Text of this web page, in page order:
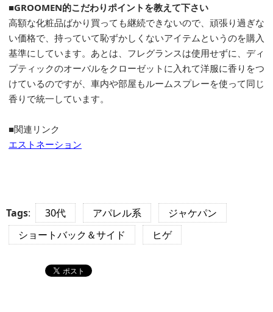
■GROOMEN的こだわりポイントを教えて下さい
高額な化粧品ばかり買っても継続できないので、頑張り過ぎな
い価格で、持っていて恥ずかしくないアイテムというのを購入
基準にしています。あとは、フレグランスは使用せずに、ディ
プティックのオーバルをクローゼットに入れて洋服に香りをつ
けているのですが、車内や部屋もルームスプレーを使って同じ
香りで統一しています。
■関連リンク
エストネーション
Tags: 30代 アパレル系
ジャケパン
ショートバック＆サイド
ヒゲ